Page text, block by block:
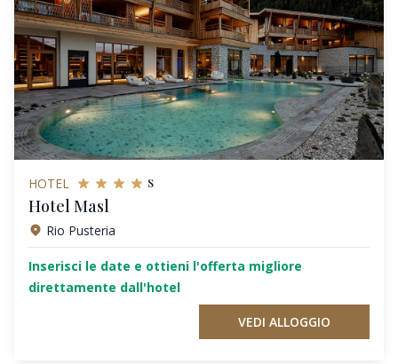
HOTEL s
Hotel Masl
Rio Pusteria
Inserisci le date e ottieni l'offerta migliore
direttamente dall'hotel
VEDI ALLOGGIO